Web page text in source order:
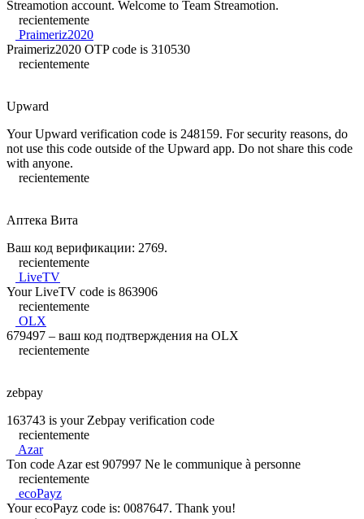
Streamotion account. Welcome to Team Streamotion.
recientemente
Praimeriz2020
Praimeriz2020 OTP code is 310530
recientemente
Upward
Your Upward verification code is 248159. For security reasons, do
not use this code outside of the Upward app. Do not share this code
with anyone.
recientemente
Аптека Вита
Ваш код верификации: 2769.
recientemente
LiveTV
Your LiveTV code is 863906
recientemente
OLX
679497 – ваш код подтверждения на OLX
recientemente
zebpay
163743 is your Zebpay verification code
recientemente
Azar
Ton code Azar est 907997 Ne le communique à personne
recientemente
ecoPayz
Your ecoPayz code is: 0087647. Thank you!